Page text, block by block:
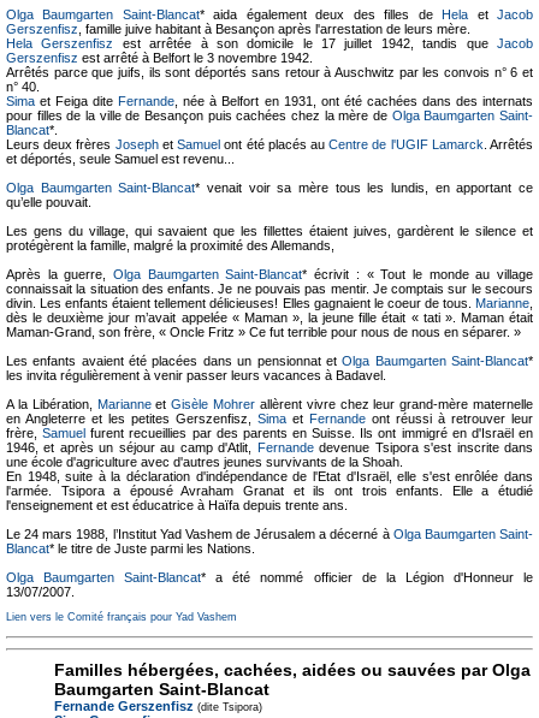
Olga Baumgarten Saint-Blancat* aida également deux des filles deHela etJacob
Gerszenfisz , famille juive habitant à Besançon après l'arrestation de leurs mère.
Hela Gerszenfisz
est arrêtée à son domicile le 17 juillet 1942, tandis queJacob
Gerszenfisz est arrêté à Belfort le 3 novembre 1942.
Arrêtés parce que juifs, ils sont déportés sans retour à Auschwitz par les convois n° 6 et
n° 40.
Sima et Feiga diteFernande , née à Belfort en 1931, ont été cachées dans des internats
pour filles de la ville de Besançon puis cachées chez la mère de Olga Baumgarten Saint-
Blancat*.
Leurs deux frères JosephetSamuel ont été placés auCentre de l'UGIF Lamarck . Arrêtés
et déportés, seule Samuel est revenu...
Olga Baumgarten Saint-Blancat* venait voir sa mère tous les lundis, en apportant ce
qu’elle pouvait.
Les gens du village, qui savaient que les fillettes étaient juives, gardèrent le silence et
protégèrent la famille, malgré la proximité des Allemands,
Après la guerre,Olga Baumgarten Saint-Blancat* écrivit : « Tout le monde au village
connaissait la situation des enfants. Je ne pouvais pas mentir. Je comptais sur le secours
divin. Les enfants étaient tellement délicieuses! Elles gagnaient le coeur de tous. Marianne
dès le deuxième jour m’avait appelée « Maman », la jeune fille était « tati ». Maman était
Maman-Grand, son frère, « Oncle Fritz » Ce fut terrible pour nous de nous en séparer. »
Les enfants avaient été placées dans un pensionnat etOlga Baumgarten Saint-Blancat*
les invita régulièrement à venir passer leurs vacances à Badavel.
A la Libération, MarianneetGisèle Mohrer allèrent vivre chez leur grand-mère maternelle
en Angleterre et les petites Gerszenfisz, Sima et Fernande ont réussi à retrouver leur
frère,Samuel furent recueillies par des parents en Suisse. Ils ont immigré en d'Israël en
1946, et après un séjour au camp d'Atlit, Fernandedevenue Tsipora s'est inscrite dans
une école d'agriculture avec d'autres jeunes survivants de la Shoah.
En 1948, suite à la déclaration d'indépendance de l'Etat d'Israël, elle s'est enrôlée dans
l'armée. Tsipora a épousé Avraham Granat et ils ont trois enfants. Elle a étudié
l'enseignement et est éducatrice à Haïfa depuis trente ans.
Le 24 mars 1988, l’Institut Yad Vashem de Jérusalem a décerné à Olga Baumgarten Saint-
Blancat* le titre de Juste parmi les Nations.
Olga Baumgarten Saint-Blancat* a été nommé officier de la Légion d'Honneur le
13/07/2007.
Lien vers le Comité français pour Yad Vashem
Familles hébergées, cachées, aidées ou sauvées par Olga
Baumgarten Saint-Blancat
Fernande Gerszenfisz (dite Tsipora)